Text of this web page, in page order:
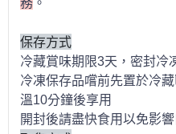
保存方式
冷藏賞味期限3天，密封冷
冷凍保存品嚐前先置於冷
溫10分鐘後享用
開封後請盡快食用以免影